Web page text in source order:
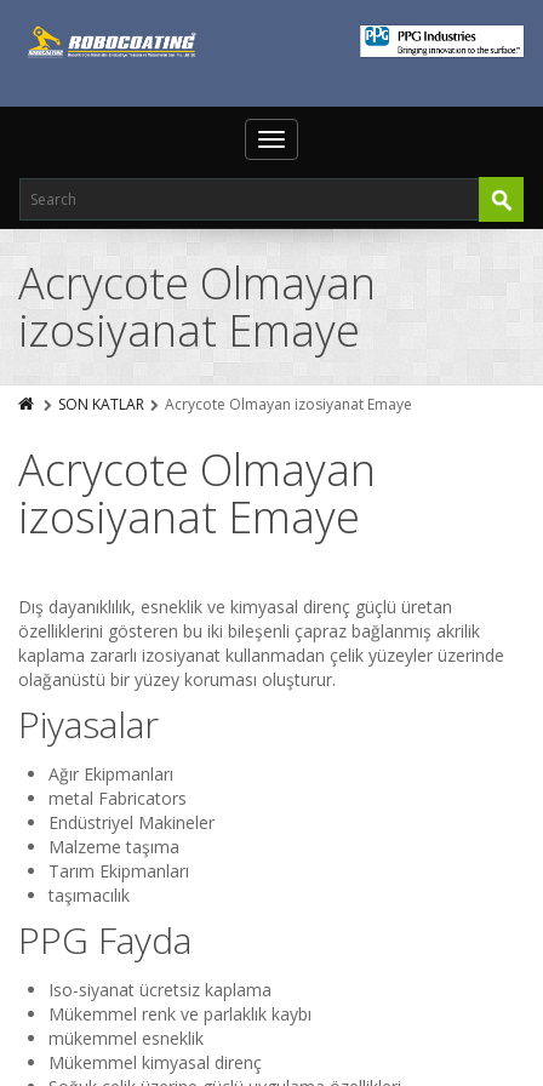
Toggle
navigation
Acrycote Olmayan
izosiyanat Emaye
SON KATLAR Acrycote Olmayan izosiyanat Emaye
Acrycote Olmayan
izosiyanat Emaye
Dış dayanıklılık, esneklik ve kimyasal direnç güçlü üretan
özelliklerini gösteren bu iki bileşenli çapraz bağlanmış akrilik
kaplama zararlı izosiyanat kullanmadan çelik yüzeyler üzerinde
olağanüstü bir yüzey koruması oluşturur.
Piyasalar
Ağır Ekipmanları
metal Fabricators
Endüstriyel Makineler
Malzeme taşıma
Tarım Ekipmanları
taşımacılık
PPG Fayda
Iso-siyanat ücretsiz kaplama
Mükemmel renk ve parlaklık kaybı
mükemmel esneklik
Mükemmel kimyasal direnç